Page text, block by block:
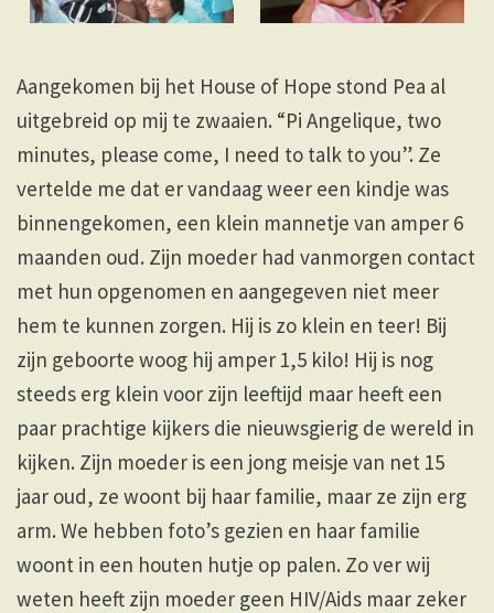
Aangekomen bij het House of Hope stond Pea al
uitgebreid op mij te zwaaien. “Pi Angelique, two
minutes, please come, I need to talk to you”. Ze
vertelde me dat er vandaag weer een kindje was
binnengekomen, een klein mannetje van amper 6
maanden oud. Zijn moeder had vanmorgen contact
met hun opgenomen en aangegeven niet meer
hem te kunnen zorgen. Hij is zo klein en teer! Bij
zijn geboorte woog hij amper 1,5 kilo! Hij is nog
steeds erg klein voor zijn leeftijd maar heeft een
paar prachtige kijkers die nieuwsgierig de wereld in
kijken. Zijn moeder is een jong meisje van net 15
jaar oud, ze woont bij haar familie, maar ze zijn erg
arm. We hebben foto’s gezien en haar familie
woont in een houten hutje op palen. Zo ver wij
weten heeft zijn moeder geen HIV/Aids maar zeker